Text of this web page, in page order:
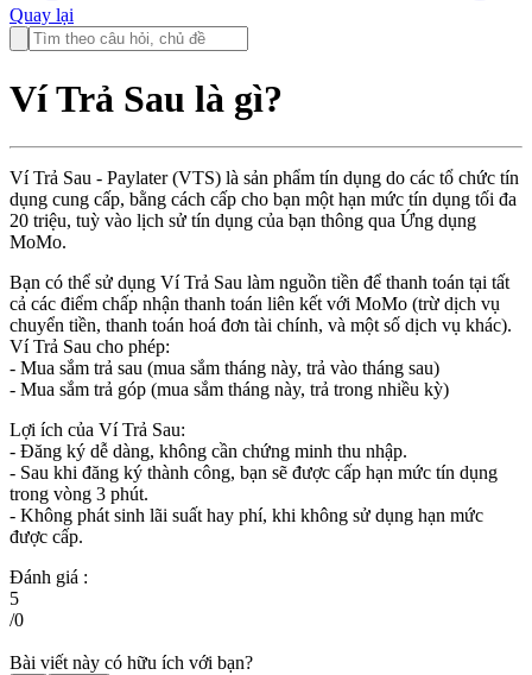
Quay lại
Ví Trả Sau là gì?
Ví Trả Sau - Paylater (VTS) là sản phẩm tín dụng do các tổ chức tín
dụng cung cấp, bằng cách cấp cho bạn một hạn mức tín dụng tối đa
20 triệu, tuỳ vào lịch sử tín dụng của bạn thông qua Ứng dụng
MoMo.
Bạn có thể sử dụng Ví Trả Sau làm nguồn tiền để thanh toán tại tất
cả các điểm chấp nhận thanh toán liên kết với MoMo (trừ dịch vụ
chuyển tiền, thanh toán hoá đơn tài chính, và một số dịch vụ khác).
Ví Trả Sau cho phép:
- Mua sắm trả sau (mua sắm tháng này, trả vào tháng sau)
- Mua sắm trả góp (mua sắm tháng này, trả trong nhiều kỳ)
Lợi ích của Ví Trả Sau:
- Đăng ký dễ dàng, không cần chứng minh thu nhập.
- Sau khi đăng ký thành công, bạn sẽ được cấp hạn mức tín dụng
trong vòng 3 phút.
- Không phát sinh lãi suất hay phí, khi không sử dụng hạn mức
được cấp.
Đánh giá :
5
/0
Bài viết này có hữu ích với bạn?